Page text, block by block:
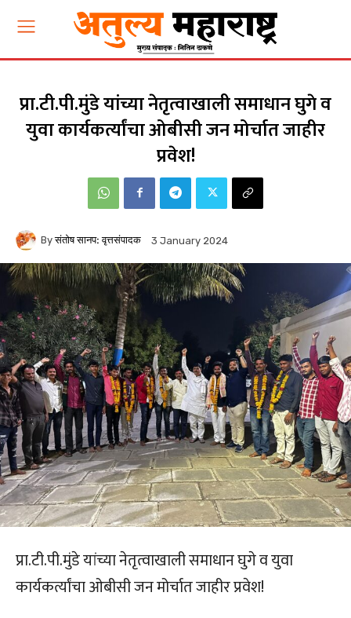
प्रा.टी.पी.मुंडे यांच्या नेतृत्वाखाली समाधान घुगे व
युवा कार्यकर्त्यांचा ओबीसी जन मोर्चात जाहीर
प्रवेश!
By संतोष सानप: वृत्तसंपादक 3 January 2024
प्रा.टी.पी.मुंडे यांच्या नेतृत्वाखाली समाधान घुगे व युवा
कार्यकर्त्यांचा ओबीसी जन मोर्चात जाहीर प्रवेश!